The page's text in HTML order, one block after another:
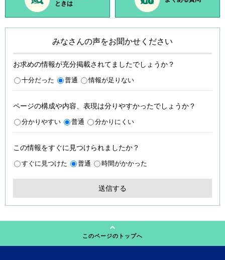
ときは
みなさんの声をお聞かせください
お求めの情報が充分掲載されてましたでしょうか？
十分だった 普通 情報が足りない
ページの構成や内容、表現は分りやすかったでしょうか？
分かりやすい 普通 分かりにくい
この情報をすぐに見つけられましたか？
すぐに見つけた 普通 時間がかかった
このページのトップへ